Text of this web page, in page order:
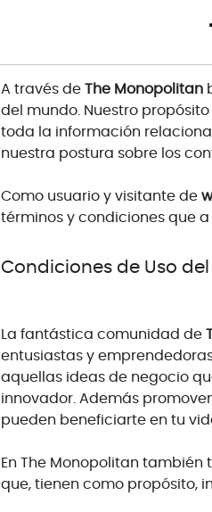
Términos y Condiciones
A través de The Monopolitan
del mundo. Nuestro
toda la información
nuestra postura sobre los
Como usuario y visitante de
términos y condiciones que
Condiciones de Uso del
La fantástica comunidad de
entusiastas y
aquellas ideas de negocio
innovador. Además
pueden beneficiarte en tu
En The Monopolitan
que, tienen como propósito,